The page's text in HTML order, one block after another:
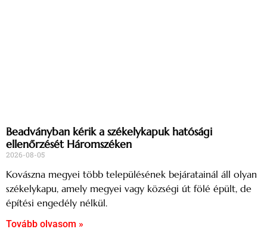
Beadványban kérik a székelykapuk hatósági
ellenőrzését Háromszéken
2026-08-05
Kovászna megyei több településének bejáratainál áll olyan
székelykapu, amely megyei vagy községi út fölé épült, de
építési engedély nélkül.
Tovább olvasom »